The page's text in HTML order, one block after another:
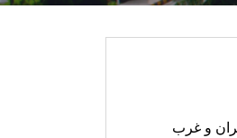
داراي 55000 متر مربع زير بنا در زميني به مساحت 17هكتار در منطقه 22 تهران و غرب